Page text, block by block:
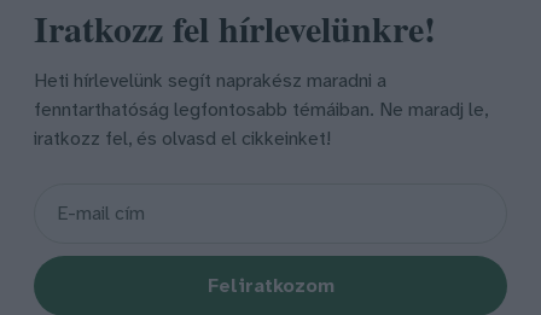
Iratkozz fel hírlevelünkre!
Heti hírlevelünk segít naprakész maradni a
fenntarthatóság legfontosabb témáiban. Ne maradj le,
iratkozz fel, és olvasd el cikkeinket!
Feliratkozom